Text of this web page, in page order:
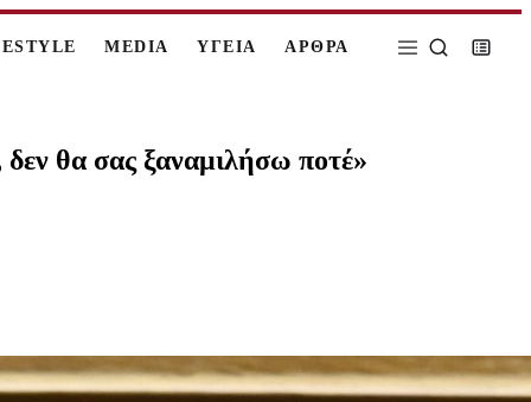
MEDIA ΥΓΕΙΑ ΑΡΘΡΑ
δεν θα σας ξαναμιλήσω ποτέ»